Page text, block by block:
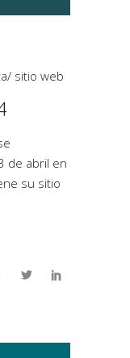
/ sitio web
de abril en
su sitio